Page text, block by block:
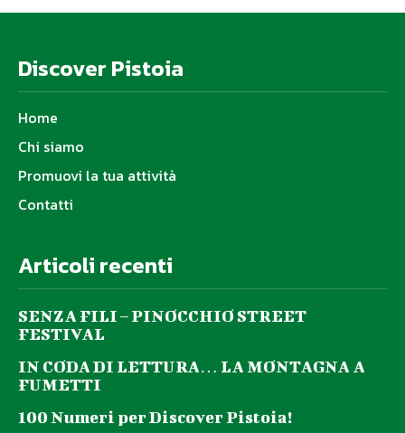
Discover Pistoia
Home
Chi siamo
Promuovi la tua attività
Contatti
Articoli recenti
SENZA FILI – PINOCCHIO STREET
FESTIVAL
IN CODA DI LETTURA… LA MONTAGNA A
FUMETTI
100 Numeri per Discover Pistoia!